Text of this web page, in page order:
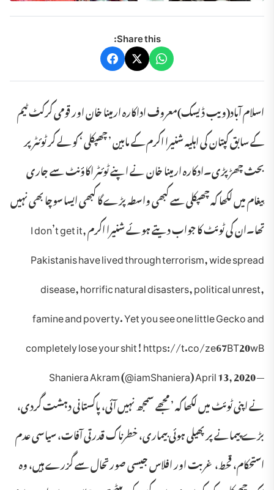
Share this:
اسلام آباد(ویب ڈیسک)معروف اداکارہ ارمینا خان اور قومی کرکٹ ٹیم
کے سابق کپتان کی اہلیہ شنیرا اکرم کے مابین ’ چھپکلی ‘ کو لے کر ٹوئٹر پر
بحث چھڑ پڑی۔ادکارہ ارمینا خان نے اپنے ٹوئٹر اکاؤنٹ سے جاری
پیغام میں لکھا کہ چھپکلی سے کبھی واسطہ پڑے گا کبھی ایسا سوچا بھی نہیں
تھا۔ان کی ٹوئٹ کا جواب دیتے ہوئے شنیرا اکرم I don’t get it,
Pakistanis have lived through terrorism, wide spread
disease, horrific natural disasters, political unrest,
famine and poverty. Yet you see one little Gecko and
completely lose your shit! https://t.co/ze67BT20wB
— Shaniera Akram (@iamShaniera) April 13, 2020
نے اپنی ٹوئٹ میں لکھا کہ ’ مجھے سمجھ نہیں آئی، پاکستانی دہشت گردی،
بڑے پیمانے پر پھیلی ہوئی بیماری، خطرناک قدرتی آفات، سیاسی عدم
استحکام، قحط، غربت اور افلاس جیسی صورتحال سے گزرے ہیں، وہ